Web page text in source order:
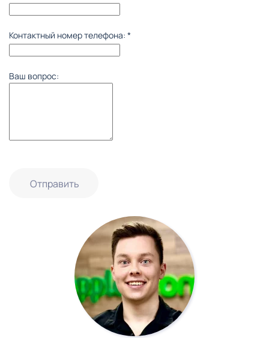
Контактный номер телефона: *
Ваш вопрос:
Отправить